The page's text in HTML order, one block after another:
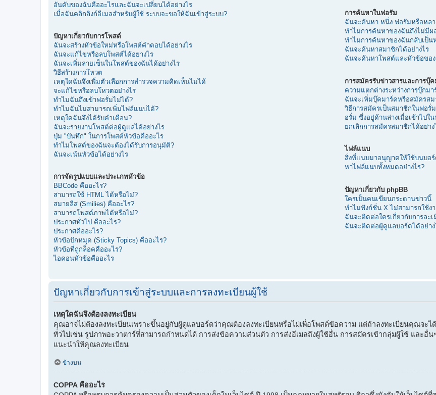
อันดับของฉันคืออะไรและฉันจะเปลี่ยนได้อย่างไร
เมื่อฉันคลิกลิงก์อีเมลสำหรับผู้ใช้ ระบบจะขอให้ฉันเข้าสู่ระบบ?
ปัญหาเกี่ยวกับการโพสต์
ฉันจะสร้างหัวข้อใหม่หรือโพสต์คำตอบได้อย่างไร
ฉันจะแก้ไขหรือลบโพสต์ได้อย่างไร
ฉันจะเพิ่มลายเซ็นในโพสต์ของฉันได้อย่างไร
วิธีสร้างการโหวต
เหตุใดฉันจึงเพิ่มตัวเลือกการสำรวจความคิดเห็นไม่ได้
จะแก้ไขหรือลบโหวตอย่างไร
ทำไมฉันถึงเข้าฟอรั่มไม่ได้?
ทำไมฉันไม่สามารถเพิ่มไฟล์แนบได้?
เหตุใดฉันจึงได้รับคำเตือน?
ฉันจะรายงานโพสต์ต่อผู้ดูแลได้อย่างไร
ปุ่ม "บันทึก" ในการโพสต์หัวข้อคืออะไร
ทำไมโพสต์ของฉันจะต้องได้รับการอนุมัติ?
ฉันจะเน้นหัวข้อได้อย่างไร
การจัดรูปแบบและประเภทหัวข้อ
BBCode คืออะไร?
สามารถใช้ HTML ได้หรือไม่?
สมายลีส (Smilies) คืออะไร?
สามารถโพสต์ภาพได้หรือไม่?
ประกาศทั่วไป คืออะไร?
ประกาศคืออะไร?
หัวข้อปักหมุด (Sticky Topics) คืออะไร?
หัวข้อที่ถูกล็อคคืออะไร?
ไอคอนหัวข้อคืออะไร
การค้นหาในฟอรัม
ฉันจะค้นหา หนึ่ง ฟอรัมหรือหลา
ทำไมการค้นหาของฉันถึงไม่มีผ
ทำไมการค้นหาของฉันกลับเป็น
ฉันจะค้นหาสมาชิกได้อย่างไร
ฉันจะค้นหาโพสต์และหัวข้อของ
การสมัครรับข่าวสารและการบุ๊
ความแตกต่างระหว่างการบุ๊กม
ฉันจะเพิ่มบุ๊คมาร์คหรือสมัครสม
วิธีการสมัครเป็นสมาชิกในฟอรั่
อรั่ม ซึ่งอยู่ด้านล่างเมื่อเข้าไปใ
ยกเลิกการสมัครสมาชิกได้อย่าง
ไฟล์แนบ
สิ่งที่แนบมาอนุญาตให้ใช้บนบอ
หาไฟล์แนบทั้งหมดอย่างไร?
ปัญหาเกี่ยวกับ phpBB
ใครเป็นคนเขียนกระดานข่าวนี้
ทำไมฟังก์ชั่น X ไม่สามารถใช้ง
ฉันจะติดต่อใครเกี่ยวกับการละ
ฉันจะติดต่อผู้ดูแลบอร์ดได้อย่าง
ปัญหาเกี่ยวกับการเข้าสู่ระบบและการลงทะเบียนผู้ใช้
เหตุใดฉันจึงต้องลงทะเบียน
คุณอาจไม่ต้องลงทะเบียนเพราะขึ้นอยู่กับผู้ดูแลบอร์ดว่าคุณต้องลงทะเบียนหรือไม่เพื่อโพสต์ข้อความ แต่ถ้าลงทะเบียนคุณจะ
ทั่วไปเช่น รูปภาพอะวาตาร์ที่สามารถกำหนดได้ การส่งข้อความส่วนตัว การส่งอีเมลถึงผู้ใช้อื่น การสมัครเข้ากลุ่มผู้ใช้ และอื่น
แนะนำให้คุณลงทะเบียน
ข้างบน
COPPA คืออะไร